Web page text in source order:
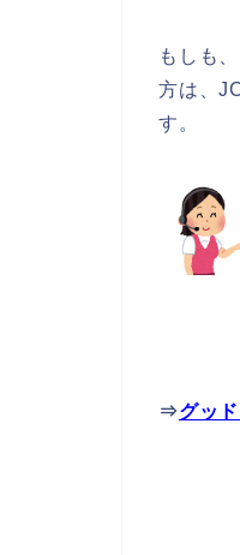
もしも
方は、
す。
⇒グッ